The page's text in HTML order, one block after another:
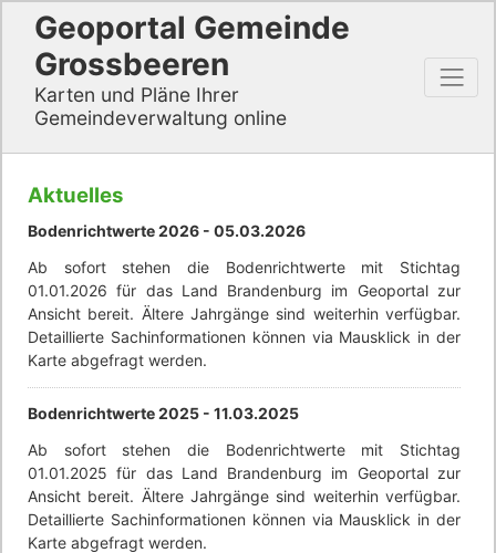
Geoportal Gemeinde
Grossbeeren
Karten und Pläne Ihrer
Gemeindeverwaltung online
Aktuelles
Bodenrichtwerte 2026 - 05.03.2026
Ab sofort stehen die Bodenrichtwerte mit Stichtag
01.01.2026 für das Land Brandenburg im Geoportal zur
Ansicht bereit. Ältere Jahrgänge sind weiterhin verfügbar.
Detaillierte Sachinformationen können via Mausklick in der
Karte abgefragt werden.
Bodenrichtwerte 2025 - 11.03.2025
Ab sofort stehen die Bodenrichtwerte mit Stichtag
01.01.2025 für das Land Brandenburg im Geoportal zur
Ansicht bereit. Ältere Jahrgänge sind weiterhin verfügbar.
Detaillierte Sachinformationen können via Mausklick in der
Karte abgefragt werden.